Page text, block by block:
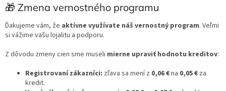
🎁 Zmena vernostného programu
Ďakujeme vám, že aktívne využívate náš vernostný program. Veľmi
si vážime vašu lojalitu a podporu.
Z dôvodu zmeny cien sme museli mierne upraviť hodnotu kreditov:
Registrovaní zákazníci: zľava sa mení z 0,06 €na 0,05 € za
kredit.